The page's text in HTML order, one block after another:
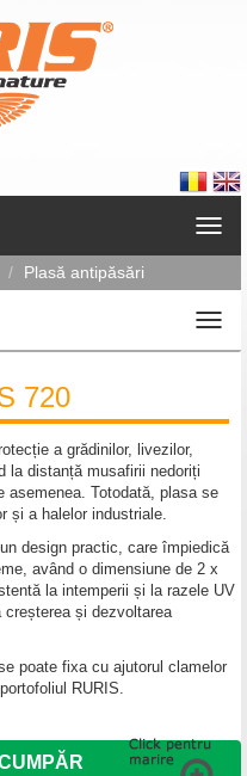
Plasă antipăsări
720
a grădinilor, livezilor,
la distanță musafirii nedoriți
asemenea. Totodată, plasa se
și a halelor industriale.
design practic, care împiedică
având o dimensiune de 2 x
la intemperii și la razele UV
și dezvoltarea
poate fixa cu ajutorul clamelor
RURIS.